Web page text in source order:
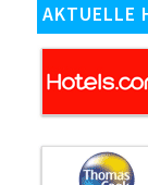
AKTUELLE